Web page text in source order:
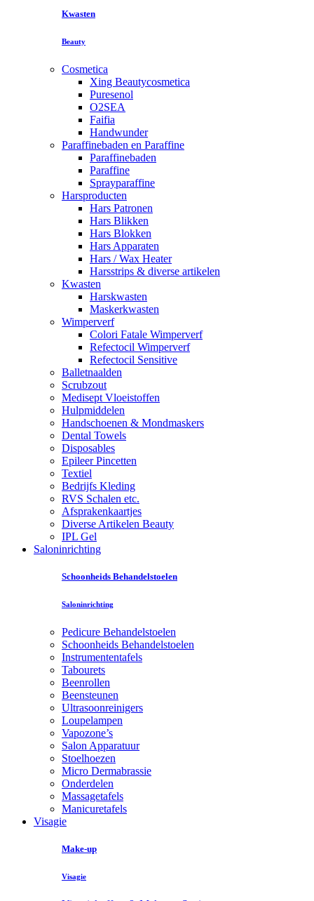
Kwasten
Beauty
Cosmetica
Xing Beautycosmetica
Puresenol
O2SEA
Faifia
Handwunder
Paraffinebaden en Paraffine
Paraffinebaden
Paraffine
Sprayparaffine
Harsproducten
Hars Patronen
Hars Blikken
Hars Blokken
Hars Apparaten
Hars / Wax Heater
Harsstrips & diverse artikelen
Kwasten
Harskwasten
Maskerkwasten
Wimperverf
Colori Fatale Wimperverf
Refectocil Wimperverf
Refectocil Sensitive
Balletnaalden
Scrubzout
Medisept Vloeistoffen
Hulpmiddelen
Handschoenen & Mondmaskers
Dental Towels
Disposables
Epileer Pincetten
Textiel
Bedrijfs Kleding
RVS Schalen etc.
Afsprakenkaartjes
Diverse Artikelen Beauty
IPL Gel
Saloninrichting
Schoonheids Behandelstoelen
Saloninrichting
Pedicure Behandelstoelen
Schoonheids Behandelstoelen
Instrumententafels
Tabourets
Beenrollen
Beensteunen
Ultrasoonreinigers
Loupelampen
Vapozone’s
Salon Apparatuur
Stoelhoezen
Micro Dermabrassie
Onderdelen
Massagetafels
Manicuretafels
Visagie
Make-up
Visagie